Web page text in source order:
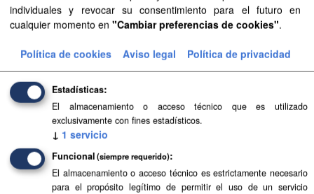
Aprobación Definitiva...
Aprobación Definitiva...
Aprobación Definitiva...
Aprobación Definitiva...
Aprobación Definitiva...
Aprobación Definitiva...
individuales y revocar su consentimiento para el futuro en
cualquier momento en "Cambiar preferencias de cookies".
Política de cookies Aviso legal Política de privacidad
Estadísticas
El almacenamiento o acceso técnico que es utilizado
exclusivamente con fines estadísticos.
↓ 1 servicio
Funcional (siempre requerido)
El almacenamiento o acceso técnico es estrictamente necesario
para el propósito legítimo de permitir el uso de un servicio